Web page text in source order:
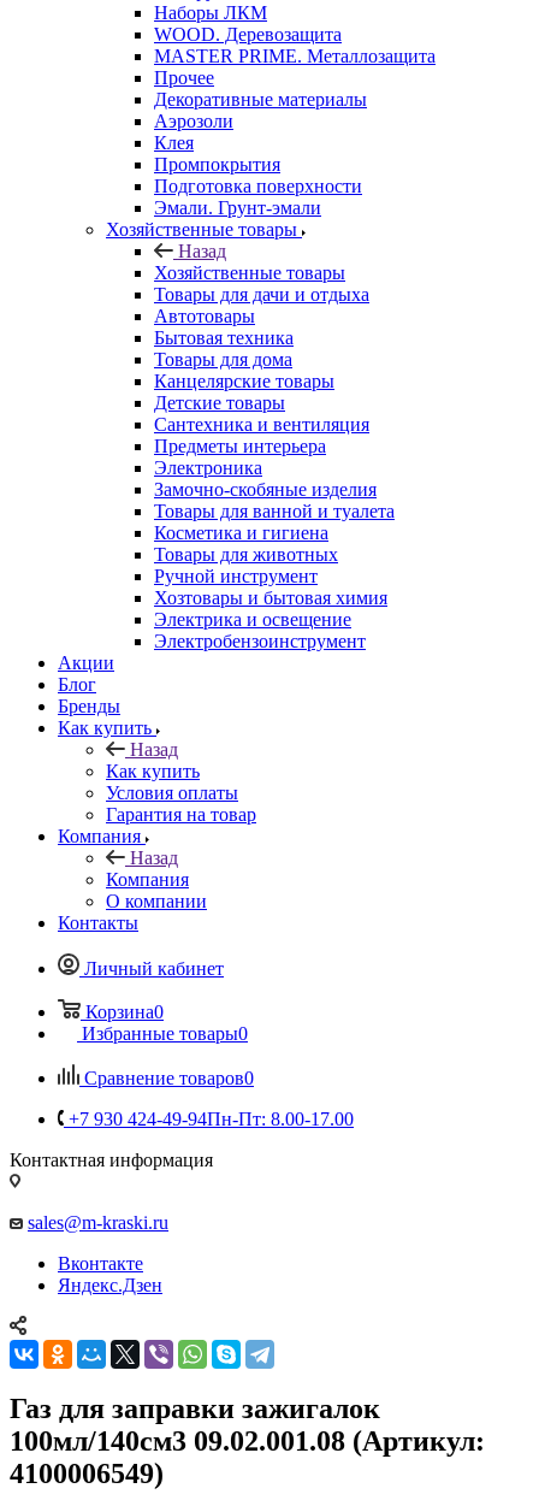
Наборы ЛКМ
WOOD. Деревозащита
MASTER PRIME. Металлозащита
Прочее
Декоративные материалы
Аэрозоли
Клея
Промпокрытия
Подготовка поверхности
Эмали. Грунт-эмали
Хозяйственные товары
Назад
Хозяйственные товары
Товары для дачи и отдыха
Автотовары
Бытовая техника
Товары для дома
Канцелярские товары
Детские товары
Сантехника и вентиляция
Предметы интерьера
Электроника
Замочно-скобяные изделия
Товары для ванной и туалета
Косметика и гигиена
Товары для животных
Ручной инструмент
Хозтовары и бытовая химия
Электрика и освещение
Электробензоинструмент
Акции
Блог
Бренды
Как купить
Назад
Как купить
Условия оплаты
Гарантия на товар
Компания
Назад
Компания
О компании
Контакты
Личный кабинет
Корзина0
Избранные товары0
Сравнение товаров0
+7 930 424-49-94Пн-Пт: 8.00-17.00
Контактная информация
sales@m-kraski.ru
Вконтакте
Яндекс.Дзен
Газ для заправки зажигалок
100мл/140см3 09.02.001.08 (Артикул:
4100006549)